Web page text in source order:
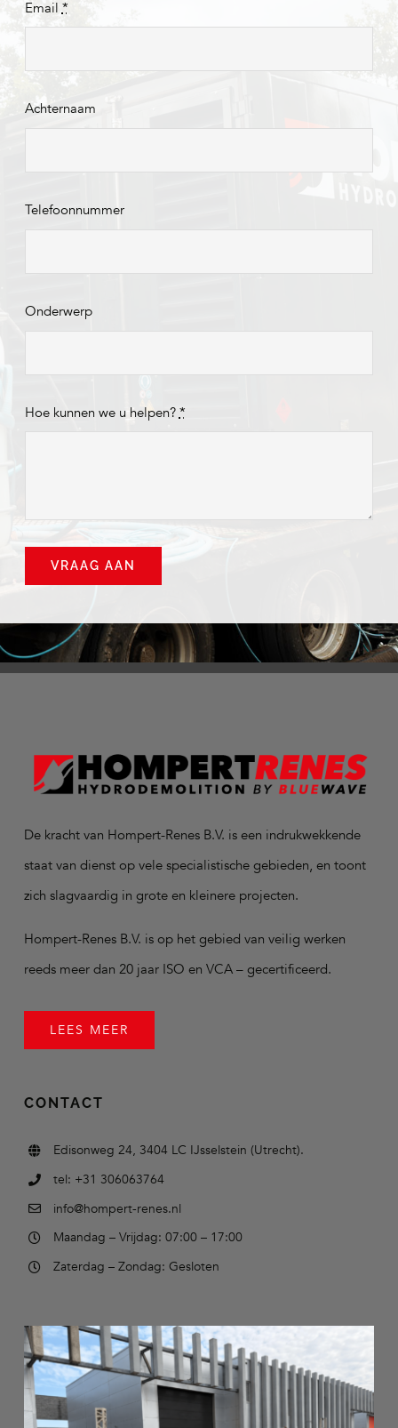
Email *
Achternaam
Telefoonnummer
Onderwerp
Hoe kunnen we u helpen? *
VRAAG AAN
De kracht van Hompert-Renes B.V. is een indrukwekkende
staat van dienst op vele specialistische gebieden, en toont
zich slagvaardig in grote en kleinere projecten.
Hompert-Renes B.V. is op het gebied van veilig werken
reeds meer dan 20 jaar ISO en VCA – gecertificeerd.
LEES MEER
CONTACT
Edisonweg 24, 3404 LC IJsselstein (Utrecht).
tel: +31 306063764
info@hompert-renes.nl
Maandag – Vrijdag: 07:00 – 17:00
Zaterdag – Zondag: Gesloten